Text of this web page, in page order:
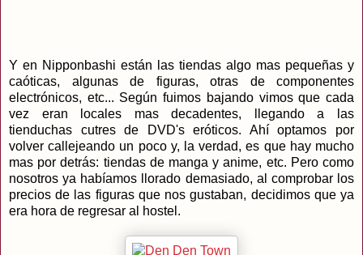
Y en Nipponbashi están las tiendas algo mas pequeñas y
caóticas, algunas de figuras, otras de componentes
electrónicos, etc... Según fuimos bajando vimos que cada
vez eran locales mas decadentes, llegando a las
tienduchas cutres de DVD's eróticos. Ahí optamos por
volver callejeando un poco y, la verdad, es que hay mucho
mas por detrás: tiendas de manga y anime, etc. Pero como
nosotros ya habíamos llorado demasiado, al comprobar los
precios de las figuras que nos gustaban, decidimos que ya
era hora de regresar al hostel.